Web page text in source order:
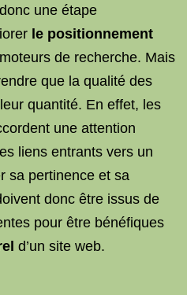
une étape
le positionnement
de recherche. Mais
que la qualité des
quantité. En effet, les
une attention
liens entrants vers un
sa pertinence et sa
donc être issus de
pour être bénéfiques
d’un site web.